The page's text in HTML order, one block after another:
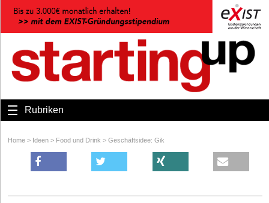
Rubriken
Home > Ideen > Food und Drink > Geschäftsidee: Gik